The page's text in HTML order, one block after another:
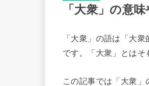
「大衆」の意
「大衆」の語は「大
です。「大衆」とはそ
この記事では「大衆